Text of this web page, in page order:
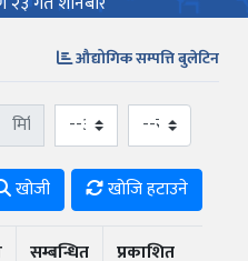
औद्योगिक सम्पत्ति बुलेटिन
खोजी खोजि हटाउने
सम्बन्धित
प्रकाशित